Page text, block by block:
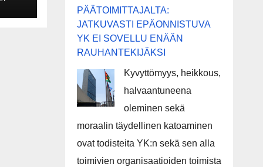
PÄÄTOIMITTAJALTA:
JATKUVASTI EPÄONNISTUVA
YK EI SOVELLU ENÄÄN
RAUHANTEKIJÄKSI
Kyvyttömyys, heikkous,
halvaantuneena
oleminen sekä
moraalin täydellinen katoaminen
ovat todisteita YK:n sekä sen alla
toimivien organisaatioiden toimista